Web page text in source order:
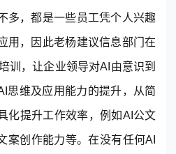
多，都是一些员工凭个人兴趣
用，因此老杨建议信息部门在
训，让企业领导对AI由意识到
思维及应用能力的提升，从简
化提升工作效率，例如AI公文
案创作能力等。在没有任何AI